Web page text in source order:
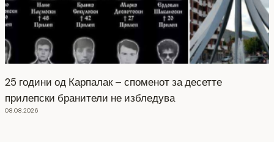
25 години од Карпалак – споменот за десетте
прилепски бранители не избледува
08.08.2026